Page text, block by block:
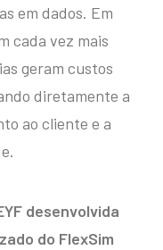
em dados. Em
cada vez mais
geram custos
diretamente a
ao cliente e a
desenvolvida
do FlexSim